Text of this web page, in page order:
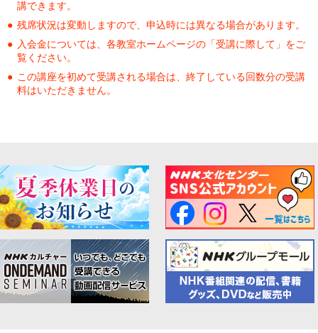
講できます。
残席状況は変動しますので、申込時には異なる場合があります。
入会金については、各教室ホームページの「受講に際して」をご
覧ください。
この講座を初めて受講される場合は、終了している回数分の受講
料はいただきません。